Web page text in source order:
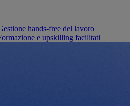
hands-free del lavoro
e upskilling facilitati